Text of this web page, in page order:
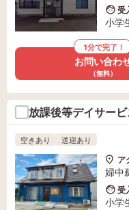
受
小学
1分で完了！
お問い合わ
（無料）
放課後等デイサー
空きあり 送迎あり
ア
婦中
受
小学